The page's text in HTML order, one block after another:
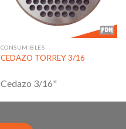
CONSUMIBLES
CEDAZO TORREY 3/16
Cedazo 3/16"